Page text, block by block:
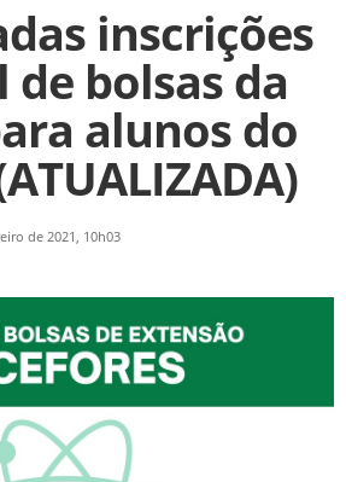
inscrições
bolsas da
alunos do
de 2021, 10h03